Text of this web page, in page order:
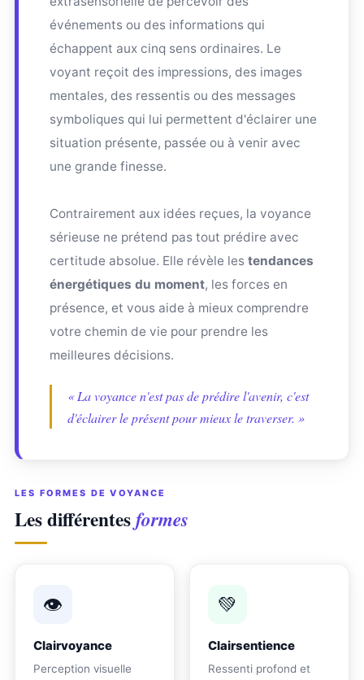
événements ou des informations qui
échappent aux cinq sens ordinaires. Le
voyant reçoit des impressions, des images
mentales, des ressentis ou des messages
symboliques qui lui permettent d'éclairer une
situation présente, passée ou à venir avec
une grande finesse.
Contrairement aux idées reçues, la voyance
sérieuse ne prétend pas tout prédire avec
certitude absolue. Elle révèle lestendances
énergétiques du moment, les forces en
présence, et vous aide à mieux comprendre
votre chemin de vie pour prendre les
meilleures décisions.
« La voyance n'est pas de prédire l'avenir, c'est
d'éclairer le présent pour mieux le traverser. »
LES FORMES DE VOYANCE
Les différentesformes
👁
Clairvoyance
Perception visuelle
💚
Clairsentience
Ressenti profond et